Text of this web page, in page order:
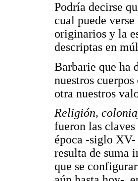
Podría decirse
cual puede
originarios y la
descriptas en
Barbarie que ha
nuestros
otra nuestros
Religión,
fueron las
época -siglo
resulta de suma
que se